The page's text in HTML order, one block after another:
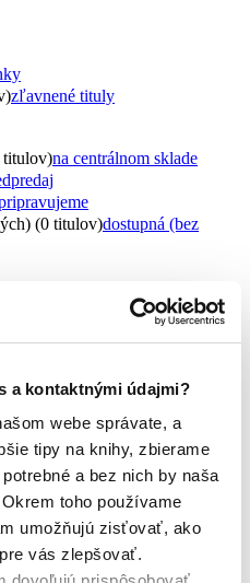
a kontaktnými údajmi?
webe správate, a
tipy na knihy, zbierame
a bez nich by naša
toho používame
umožňujú zisťovať, ako
vás zlepšovať.
zľavnené tituly
titulov)na centrálnom sklade
(0 titulov)dostupná (bez
titulov)čítaná - výborný stav
kníh (0 titulov)
čítané verzie
1
1